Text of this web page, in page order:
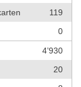
119
0
4’930
20